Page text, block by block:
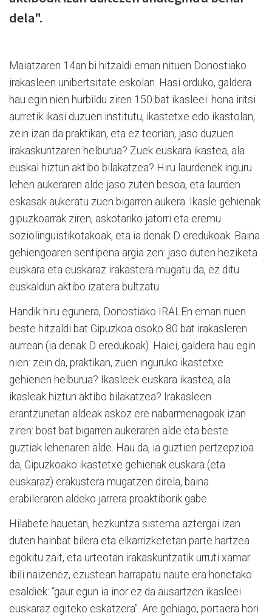
dela".
Maiatzaren 14an bi hitzaldi eman nituen Donostiako
irakasleen unibertsitate eskolan. Hasi orduko, galdera
hau egin nien hurbildu ziren 150 bat ikasleei: hona iritsi
aurretik ikasi duzuen institutu, ikastetxe edo ikastolan,
zein izan da praktikan, eta ez teorian, jaso duzuen
irakaskuntzaren helburua? Zuek euskara ikastea, ala
euskal hiztun aktibo bilakatzea? Hiru laurdenek inguru
lehen aukeraren alde jaso zuten besoa, eta laurden
eskasak aukeratu zuen bigarren aukera. Ikasle gehienak
gipuzkoarrak ziren, askotariko jatorri eta eremu
soziolinguistikotakoak, eta ia denak D eredukoak. Baina
gehiengoaren sentipena argia zen: jaso duten heziketa
euskara eta euskaraz irakastera mugatu da, ez ditu
euskaldun aktibo izatera bultzatu.
Handik hiru egunera, Donostiako IRALEn eman nuen
beste hitzaldi bat Gipuzkoa osoko 80 bat irakasleren
aurrean (ia denak D eredukoak). Haiei, galdera hau egin
nien: zein da, praktikan, zuen inguruko ikastetxe
gehienen helburua? Ikasleek euskara ikastea, ala
ikasleak hiztun aktibo bilakatzea? Irakasleen
erantzunetan aldeak askoz ere nabarmenagoak izan
ziren: bost bat bigarren aukeraren alde eta beste
guztiak lehenaren alde. Hau da, ia guztien pertzepzioa
da, Gipuzkoako ikastetxe gehienak euskara (eta
euskaraz) erakustera mugatzen direla, baina
erabileraren aldeko jarrera proaktiborik gabe.
Hilabete hauetan, hezkuntza sistema aztergai izan
duten hainbat bilera eta elkarrizketetan parte hartzea
egokitu zait, eta urteotan irakaskuntzatik urruti xamar
ibili naizenez, ezustean harrapatu naute era honetako
esaldiek: “gaur egun ia inor ez da ausartzen ikasleei
euskaraz egiteko eskatzera”. Are gehiago, portaera hori